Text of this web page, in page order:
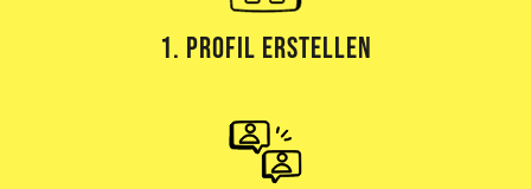
1. Profil erstellen